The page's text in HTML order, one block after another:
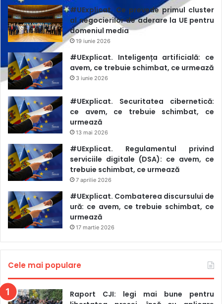
#UExplicat. Ce prevede primul cluster
al negocierilor de aderare la UE pentru
domeniul media
19 iunie 2026
#UExplicat. Inteligența artificială: ce
avem, ce trebuie schimbat, ce urmează
3 iunie 2026
#UExplicat. Securitatea cibernetică:
ce avem, ce trebuie schimbat, ce
urmează
13 mai 2026
#UExplicat. Regulamentul privind
serviciile digitale (DSA): ce avem, ce
trebuie schimbat, ce urmează
7 aprilie 2026
#UExplicat. Combaterea discursului de
ură: ce avem, ce trebuie schimbat, ce
urmează
17 martie 2026
Cele mai populare
Raport CJI: legi mai bune pentru